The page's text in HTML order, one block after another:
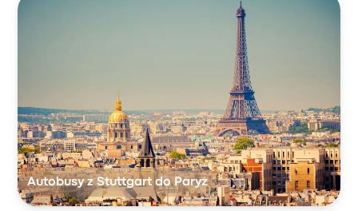
Autobusy z Stuttgart do Paryż